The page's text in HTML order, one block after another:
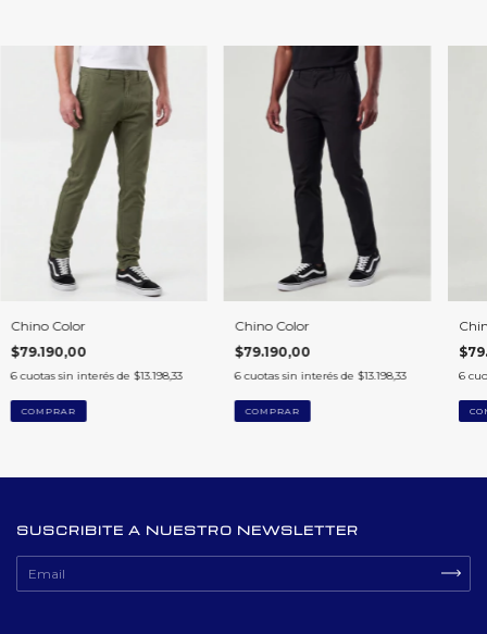
Chino Color
$79.190,00
6 cuotas sin interés de $13.198,33
COMPRAR
Chino Color
$79.190,00
6 cuotas sin interés de $13.198,33
COMPRAR
6
SUSCRIBITE A NUESTRO NEWSLETTER